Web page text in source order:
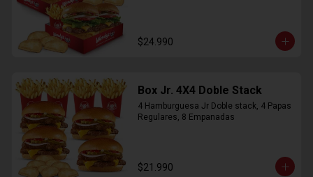
$24.990
Box Jr. 4X4 Doble Stack
4 Hamburguesa Jr Doble stack, 4 Papas
Regulares, 8 Empanadas
$21.990